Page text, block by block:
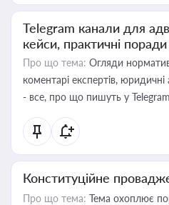
Telegram канали для
кейси, практичні поради
Про що тема: Огляди
коментарі експертів,
- все, про що пишуть у
Конституційне
Про що тема: Тема охоплює